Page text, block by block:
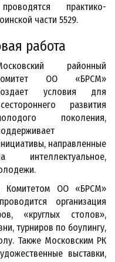
практико-
части 5529.
работа
районный
ОО «БРСМ»
условия для
развития
поколения,
направленные
интеллектуальное,
Комитетом ОО «БРСМ»
организация
«круглых столов»,
турниров по боулингу,
Также Московским РК
выставки,